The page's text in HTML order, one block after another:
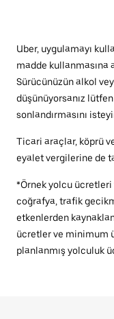
Uber, uygulamayı
madde kullanmasına
Sürücünüzün alkol
düşünüyorsanız
sonlandırmasını
Ticari araçlar, köprü
eyalet vergilerine de
*Örnek yolcu
coğrafya, trafik
etkenlerden
ücretler ve minimum
planlanmış yolculuk